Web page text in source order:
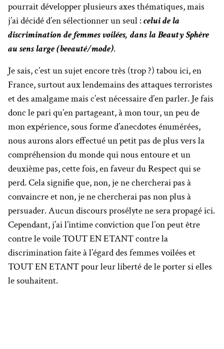
pourraitdévelopper plusieurs axes thématiques, mais
j’ai décidé d’en sélectionner un seul :celui de la
discrimination de femmes voilées, dans la Beauty Sphère
au sens large (beeauté/mode).
Je sais, c’est un sujet encore très (trop ?) tabou ici, en
France, surtout aux lendemains des attaques terroristes
et des amalgame mais c’est nécessaire d’en parler. Je fais
donc le pari qu’en partageant, à mon tour, un peu de
mon expérience, sous forme d’anecdotes énumérées,
nous aurons alors effectué un petit pas de plus vers la
compréhension du monde qui nous entoure et un
deuxième pas, cette fois, en faveur du Respect qui se
perd. Cela signifie que, non, je ne chercherai pas à
convaincre et non, je ne chercherai pas non plus à
persuader. Aucun discours prosélyte ne sera propagé ici.
Cependant, j’ai l’intime conviction que l’on peut être
contre le voile TOUT EN ETANT contre la
discrimination faite à l’égard des femmes voilées et
TOUT EN ETANT pour leur liberté de le porter si elles
le souhaitent.